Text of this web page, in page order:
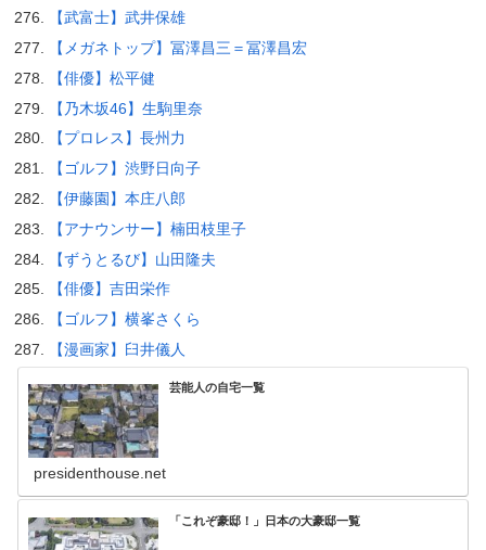
【武富士】武井保雄
【メガネトップ】冨澤昌三＝冨澤昌宏
【俳優】松平健
【乃木坂46】生駒里奈
【プロレス】長州力
【ゴルフ】渋野日向子
【伊藤園】本庄八郎
【アナウンサー】楠田枝里子
【ずうとるび】山田隆夫
【俳優】吉田栄作
【ゴルフ】横峯さくら
【漫画家】臼井儀人
芸能人の自宅一覧
presidenthouse.net
「これぞ豪邸！」日本の大豪邸一覧